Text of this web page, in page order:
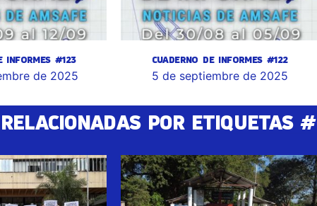
INFORMES #123
de 2025
CUADERNO DE INFORMES #122
5 de septiembre de 2025
POR ETIQUETAS #